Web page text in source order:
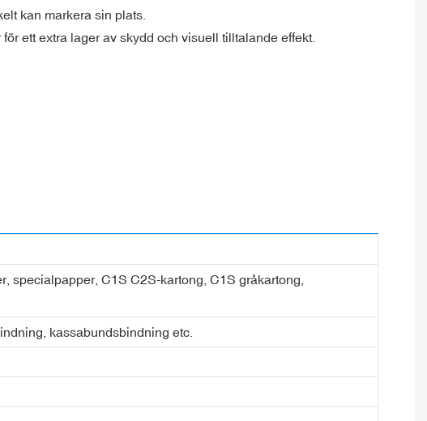
kan markera sin plats.
ett extra lager av skydd och visuell tilltalande effekt.
specialpapper, C1S C2S-kartong, C1S gråkartong,
kassabundsbindning etc.